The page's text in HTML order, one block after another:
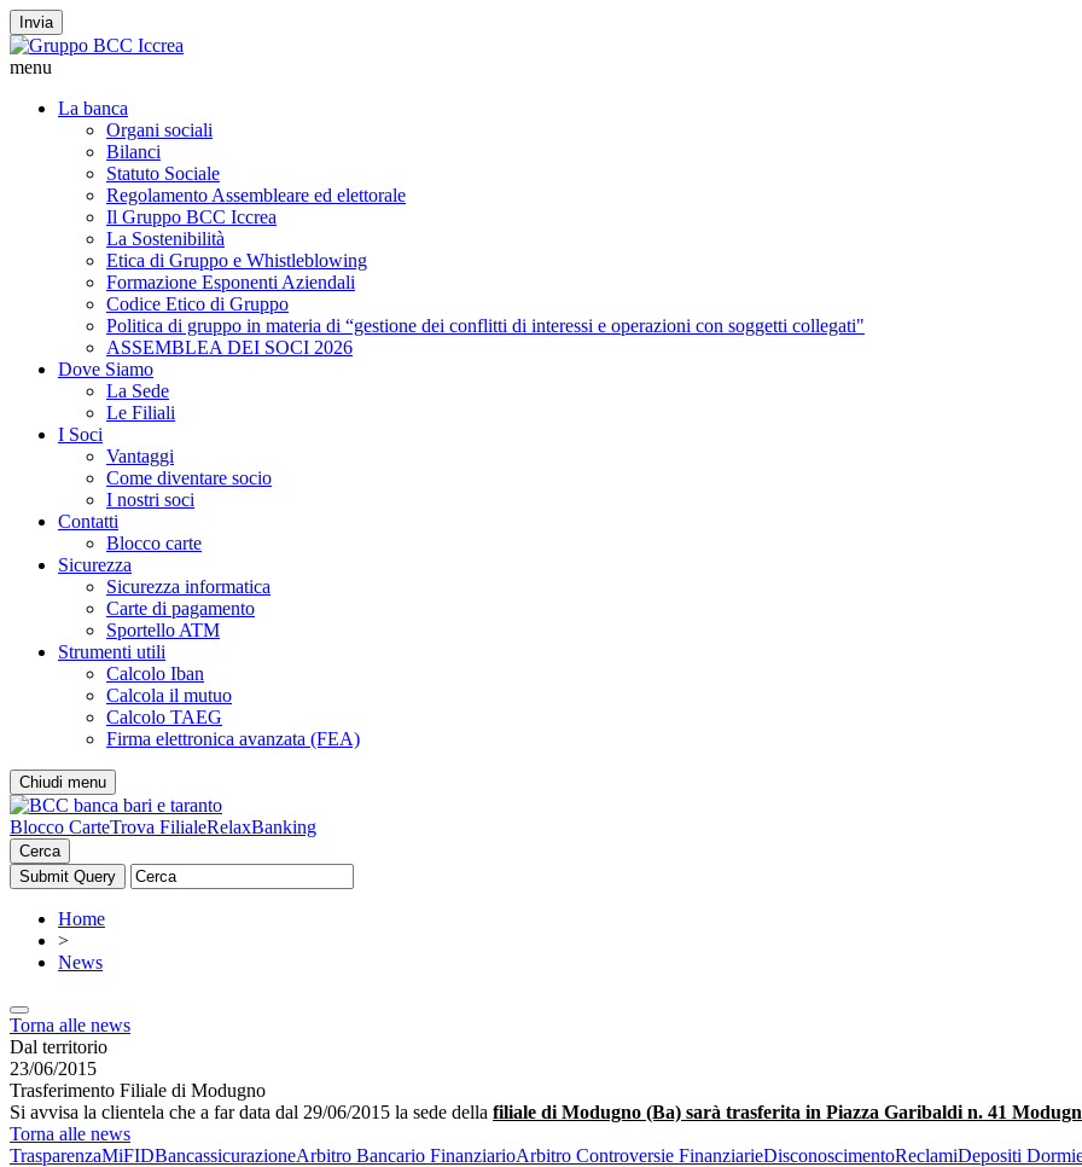
Invia
menu
La banca
Organi sociali
Bilanci
Statuto Sociale
Regolamento Assembleare ed elettorale
Il Gruppo BCC Iccrea
La Sostenibilità
Etica di Gruppo e Whistleblowing
Formazione Esponenti Aziendali
Codice Etico di Gruppo
Politica di gruppo in materia di “gestione dei conflitti di interessi e operazioni con soggetti collegati"
ASSEMBLEA DEI SOCI 2026
Dove Siamo
La Sede
Le Filiali
I Soci
Vantaggi
Come diventare socio
I nostri soci
Contatti
Blocco carte
Sicurezza
Sicurezza informatica
Carte di pagamento
Sportello ATM
Strumenti utili
Calcolo Iban
Calcola il mutuo
Calcolo TAEG
Firma elettronica avanzata (FEA)
Chiudi menu
Blocco CarteTrova FilialeRelaxBanking
Cerca
Home
>
News
Torna alle news
Dal territorio
23/06/2015
Trasferimento Filiale di Modugno
Si avvisa la clientela che a far data dal 29/06/2015 la sede della filiale di Modugno (Ba) sarà trasferita in Piazza Garibaldi n. 41
Torna alle news
TrasparenzaMiFIDBancassicurazioneArbitro Bancario FinanziarioArbitro Controversie FinanziarieDisconoscimentoReclamiDepositi